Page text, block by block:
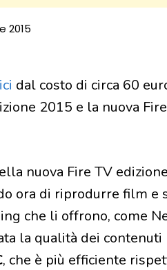
2015
dal costo di circa 60
2015 e la nuova
nuova Fire TV
ora di riprodurre film e
che li offrono, come
la qualità dei
, che è più efficiente